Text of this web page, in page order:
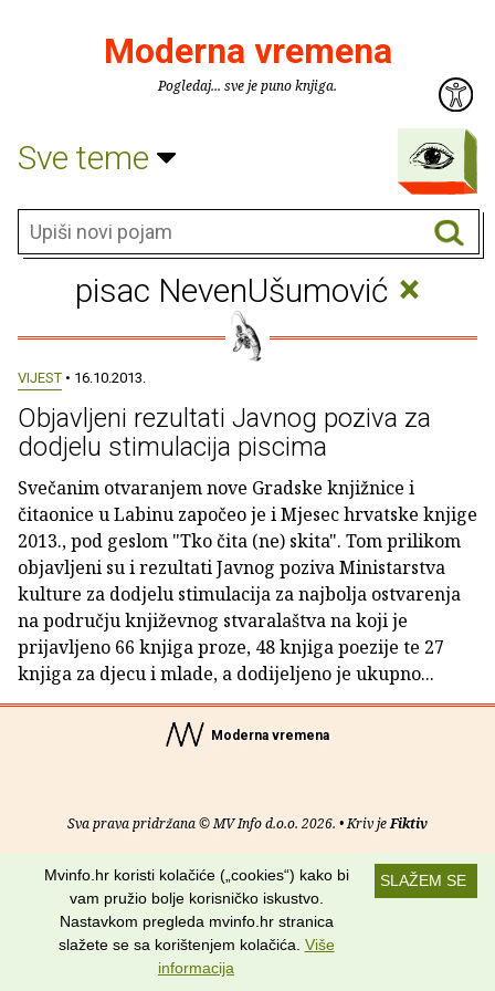
Moderna vremena
Pogledaj... sve je puno knjiga.
Sve teme
pisac NevenUšumović ×
VIJEST • 16.10.2013.
Objavljeni rezultati Javnog poziva za
dodjelu stimulacija piscima
Svečanim otvaranjem nove Gradske knjižnice i
čitaonice u Labinu započeo je i Mjesec hrvatske knjige
2013., pod geslom "Tko čita (ne) skita". Tom prilikom
objavljeni su i rezultati Javnog poziva Ministarstva
kulture za dodjelu stimulacija za najbolja ostvarenja
na području književnog stvaralaštva na koji je
prijavljeno 66 knjiga proze, 48 knjiga poezije te 27
knjiga za djecu i mlade, a dodijeljeno je ukupno...
Moderna vremena
Sva prava pridržana © MV Info d.o.o. 2026. • Kriv jeFiktiv
O nama • Pomoć• Uvjeti korištenja• RSS kanali
Potraži nas na:
SLAŽEM SE
Mvinfo.hr koristi kolačiće („cookies“) kako bi
vam pružio bolje korisničko iskustvo.
Nastavkom pregleda mvinfo.hr stranica
slažete se sa korištenjem kolačića. Više
informacija